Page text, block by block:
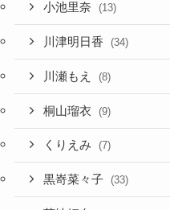
小池里奈 (13)
川津明日香 (34)
川瀬もえ (8)
桐山瑠衣 (9)
くりえみ (7)
黒嵜菜々子 (33)